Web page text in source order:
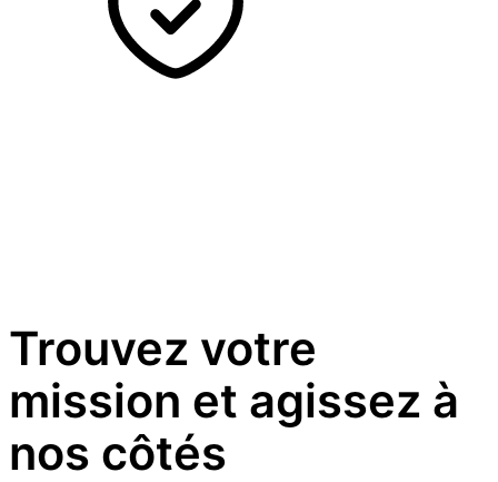
Trouvez votre
mission et agissez à
nos côtés